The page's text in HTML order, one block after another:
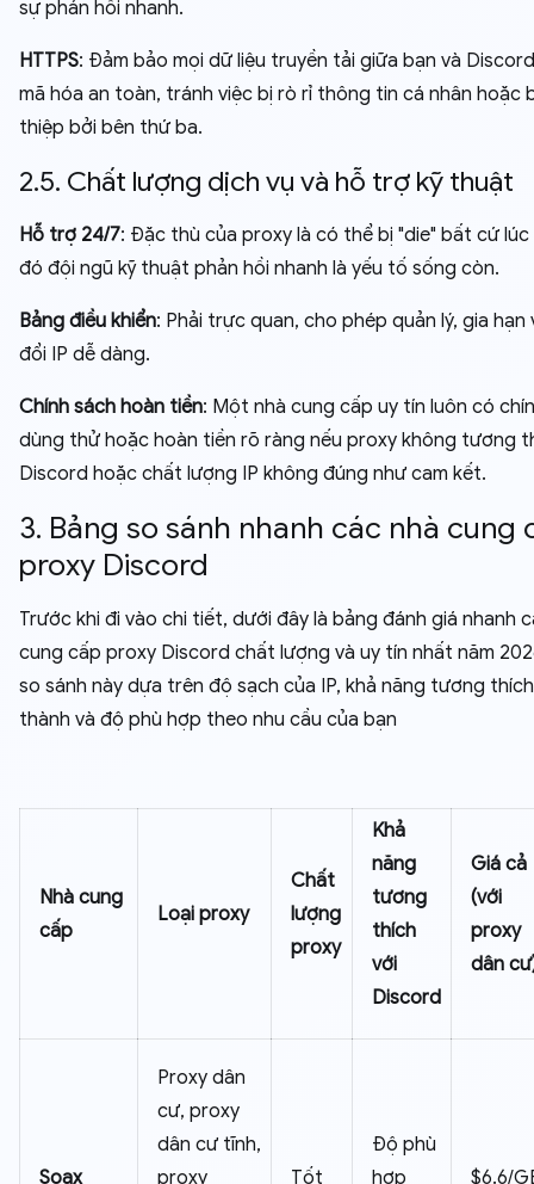
sự phản hồi nhanh.
HTTPS: Đảm bảo mọi dữ liệu truyền tải giữa bạn và
mã hóa an toàn, tránh việc bị rò rỉ thông tin cá nhân hoặc
thiệp bởi bên thứ ba.
2.5. Chất lượng dịch vụ và hỗ trợ kỹ thuật
Hỗ trợ 24/7: Đặc thù của proxy là có thể bị "die" bất cứ
đó đội ngũ kỹ thuật phản hồi nhanh là yếu tố sống còn.
Bảng điều khiển: Phải trực quan, cho phép quản lý, gia hạn
đổi IP dễ dàng.
Chính sách hoàn tiền: Một nhà cung cấp uy tín luôn có
dùng thử hoặc hoàn tiền rõ ràng nếu proxy không tương
Discord hoặc chất lượng IP không đúng như cam kết.
3. Bảng so sánh nhanh các nhà cung
proxy Discord
Trước khi đi vào chi tiết, dưới đây là bảng đánh giá nhanh
cung cấp proxy Discord chất lượng và uy tín nhất năm
so sánh này dựa trên độ sạch của IP, khả năng tương
thành và độ phù hợp theo nhu cầu của bạn
Nhà cung
cấp
Loại proxy
Chất
lượng
proxy
Khả
năng
tương
thích
với
Discord
Giá cả
(với
proxy
dân
Soax
Proxy dân
cư, proxy
dân cư tĩnh,
proxy
Tốt
Độ phù
hợp
$6.6/